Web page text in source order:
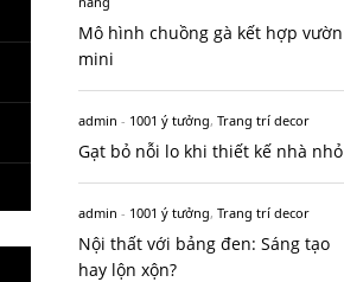
- June 29, 2014
View AllMô hình chuồng gà kết hợp vườn
mini
admin - 1001 ý tưởng, Trang trí decor
Gạt bỏ nỗi lo khi thiết kế nhà nhỏ
admin - 1001 ý tưởng, Trang trí decor
Nội thất với bảng đen: Sáng tạo
hay lộn xộn?